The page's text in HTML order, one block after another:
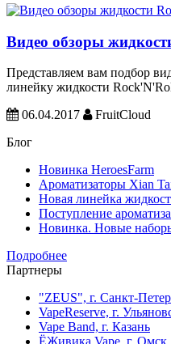
Видео обзоры
Представляем вам подбор
линейку жидкости
06.04.2017
FruitCloud
Блог
Новинка HeroesFarm
Ароматизаторы Xian
Новая линейка
Поступление
Новинка. Новые
Подробнее
Партнеры
"ZEUS", г. Санкт-
VapeReserve, г.
Vape Band, г. Казань